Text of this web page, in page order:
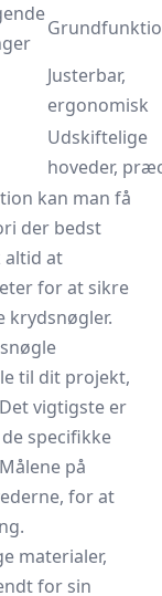
Justerbar,
ergonomisk
Udskiftelige
hoveder,
kan man få
der bedst
altid at
for at sikre
krydsnøgler.
til dit projekt,
vigtigste er
specifikke
på
for at
materialer,
for sin